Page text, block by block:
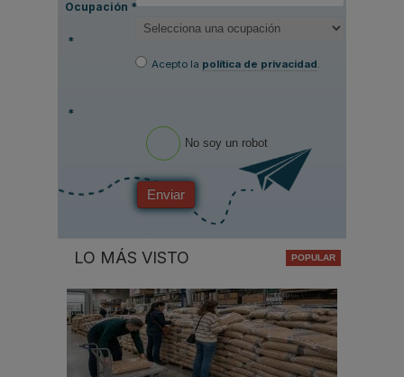
Ocupación *
*
Acepto la política de privacidad.
*
No soy un robot
Enviar
LO MÁS VISTO